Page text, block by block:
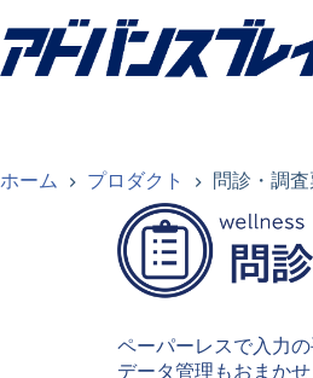
ン
テ
キ
ホーム プロダクト 問診・調
ペーパーレスで入力
データ管理もおまかせ